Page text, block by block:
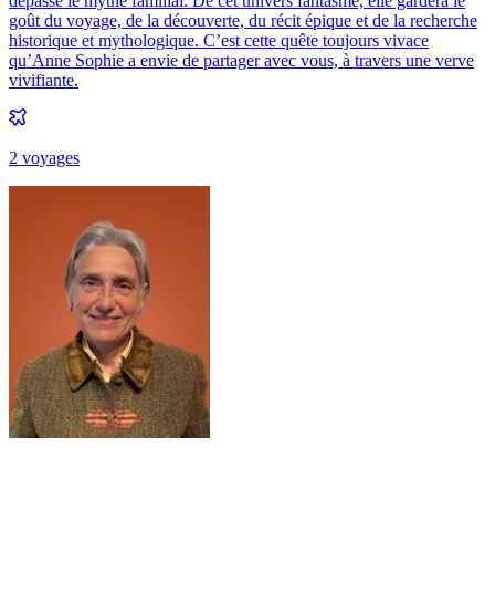
goût du voyage, de la découverte, du récit épique et de la recherche
historique et mythologique. C’est cette quête toujours vivace
qu’Anne Sophie a envie de partager avec vous, à travers une verve
vivifiante.
2 voyages